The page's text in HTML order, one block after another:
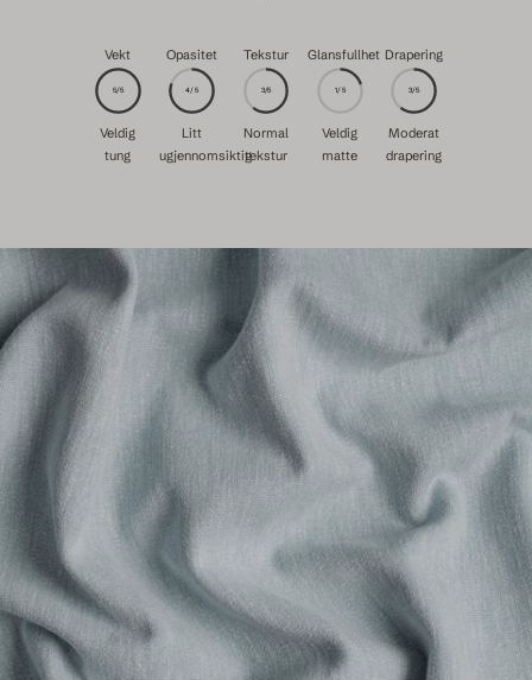
Vekt
5/5
Veldig
tung
Opasitet
4/5
Litt
ugjennomsiktig
Tekstur
3/5
Normal
tekstur
Glansfullhet
1/5
Veldig
matte
Drapering
3/5
Moderat
drapering